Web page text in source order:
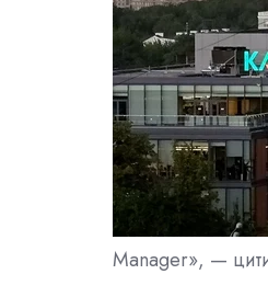
Manager», —